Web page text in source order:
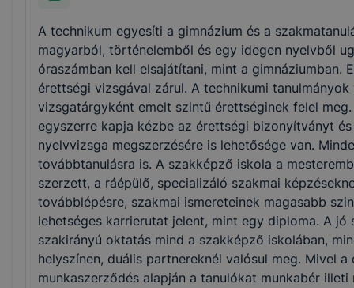
Szociális
Épületgépészet
A technikum egyesíti a gimnázium és a
magyarból, történelemből és egy idegen nyelvből
óraszámban kell elsajátítani, mint a
érettségi vizsgával zárul. A technikumi
vizsgatárgyként emelt szintű érettséginek felel
egyszerre kapja kézbe az érettségi bizonyítványt
nyelvvizsga megszerzésére is lehetősége van.
továbbtanulásra is. A szakképző iskola a
szerzett, a ráépülő, specializáló szakmai
továbblépésre, szakmai ismereteinek magasabb
lehetséges karrierutat jelent, mint egy diploma. A
szakirányú oktatás mind a szakképző iskolában,
helyszínen, duális partnereknél valósul meg. Mivel
munkaszerződés alapján a tanulókat munkabér